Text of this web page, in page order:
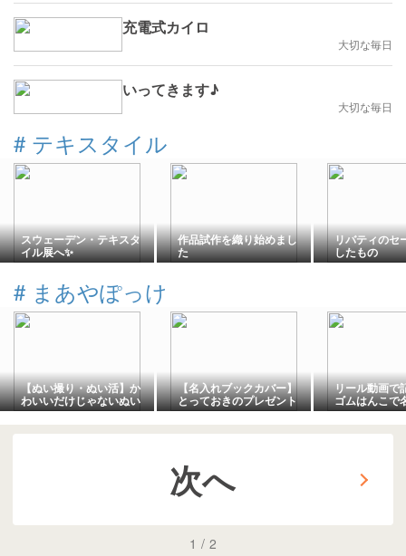
充電式カイロ
大切な毎日
いってきます♪
大切な毎日
# テキスタイル
スウェーデン・テキスタ
イル展へ✨
作品試作を織り始めまし
た
リバティのセ
したもの
# まあやぽっけ
【ぬい撮り・ぬい活】か
わいいだけじゃないぬい
ぐるみ【まあやぽっけ】
【名入れブックカバー】
とっておきのプレゼント
に選んでほしい！
【minneまあやぽっけ】
リール動画で
ゴムはんこで
布小物◆まあ
次へ
1 / 2